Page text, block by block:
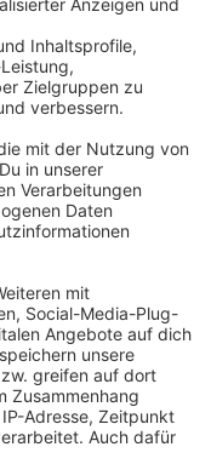
saniert
starten